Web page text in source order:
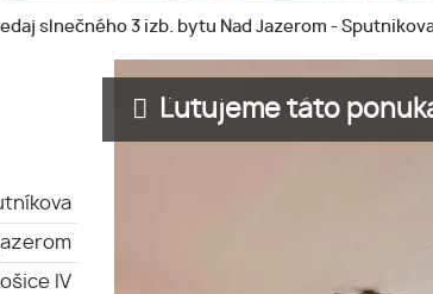
slnečného 3 izb. bytu Nad Jazerom -
IV
Ľutujeme táto